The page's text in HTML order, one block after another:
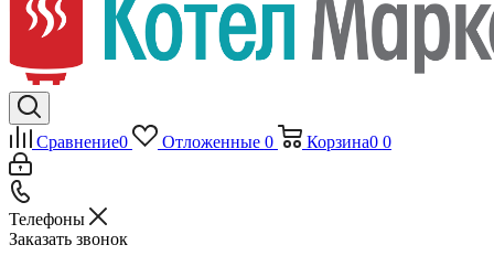
Сравнение0 Отложенные 0 Корзина0 0
Телефоны
Заказать звонок